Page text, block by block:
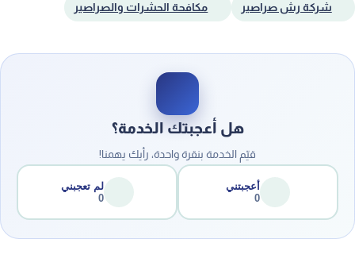
شركة رش صراصير مكافحة الحشرات والصراصير
هل أعجبتك الخدمة؟
قيّم الخدمة بنقرة واحدة، رأيك يهمنا!
أعجبتني
0
لم تعجبني
0